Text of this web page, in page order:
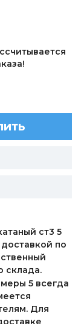
ст3 5
по
склада.
5 всегда
Для